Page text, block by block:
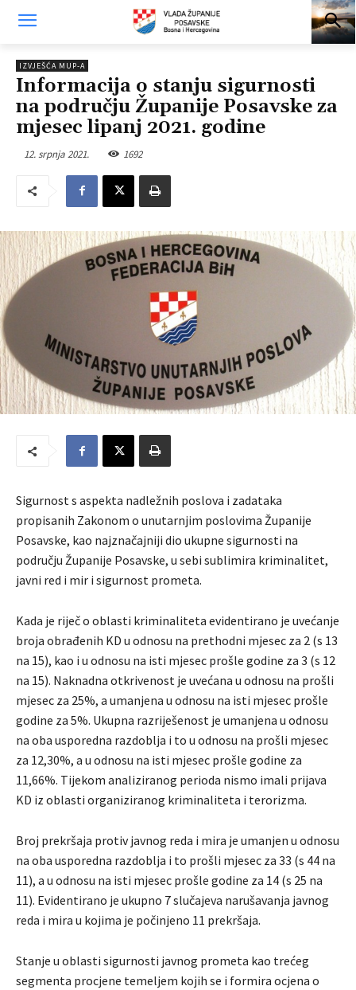
IZVJEŠĆA MUP-A
Informacija o stanju sigurnosti
na području Županije Posavske za
mjesec lipanj 2021. godine
12. srpnja 2021. 1692
Sigurnost s aspekta nadležnih poslova i zadataka
propisanih Zakonom o unutarnjim poslovima Županije
Posavske, kao najznačajniji dio ukupne sigurnosti na
području Županije Posavske, u sebi sublimira kriminalitet,
javni red i mir i sigurnost prometa.
Kada je riječ o oblasti kriminaliteta evidentirano je uvećanje
broja obrađenih KD u odnosu na prethodni mjesec za 2 (s 13
na 15), kao i u odnosu na isti mjesec prošle godine za 3 (s 12
na 15). Naknadna otkrivenost je uvećana u odnosu na prošli
mjesec za 25%, a umanjena u odnosu na isti mjesec prošle
godine za 5%. Ukupna razriješenost je umanjena u odnosu
na oba usporedna razdoblja i to u odnosu na prošli mjesec
za 12,30%, a u odnosu na isti mjesec prošle godine za
11,66%. Tijekom analiziranog perioda nismo imali prijava
KD iz oblasti organiziranog kriminaliteta i terorizma.
Broj prekršaja protiv javnog reda i mira je umanjen u odnosu
na oba usporedna razdoblja i to prošli mjesec za 33 (s 44 na
11), a u odnosu na isti mjesec prošle godine za 14 (s 25 na
11). Evidentirano je ukupno 7 slučajeva narušavanja javnog
reda i mira u kojima je počinjeno 11 prekršaja.
Stanje u oblasti sigurnosti javnog prometa kao trećeg
segmenta procjene temeljem kojih se i formira ocjena o